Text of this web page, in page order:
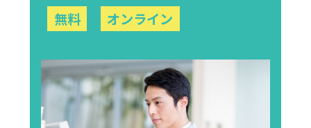
無料 オンライン